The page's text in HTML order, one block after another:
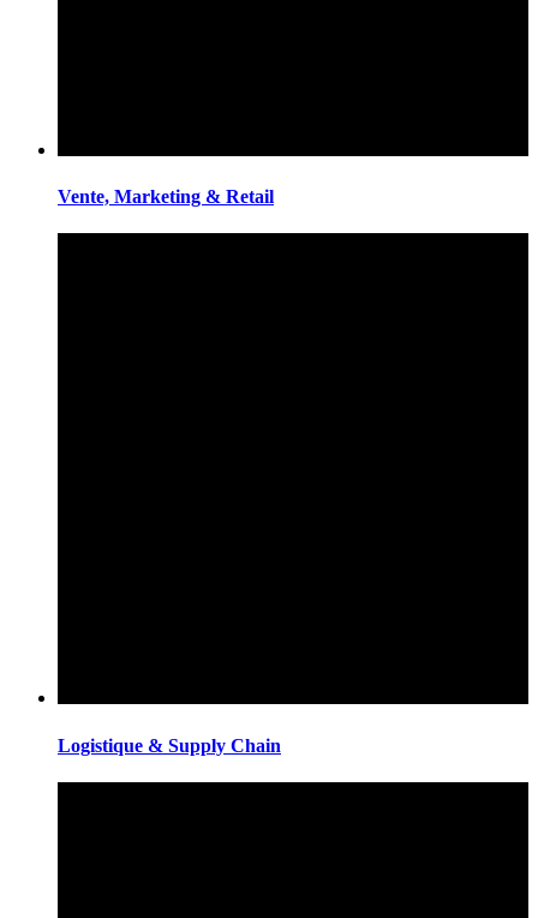
Vente, Marketing & Retail
Logistique & Supply Chain